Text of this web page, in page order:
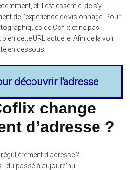
et il est essentiel de s’y
de l’expérience de visionnage. Pour
de Coflix et ne pas
cette URL actuelle. Afin de la voir
en dessous.
découvrir l'adresse
change
d’adresse ?
d’adresse ?
du passé à aujourd’hui